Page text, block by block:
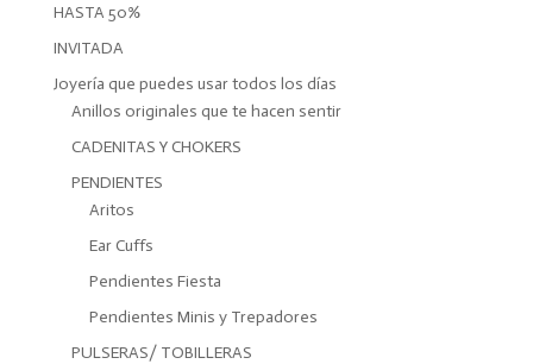
HASTA 50%
INVITADA
Joyería que puedes usar todos los días
Anillos originales que te hacen sentir
CADENITAS Y CHOKERS
PENDIENTES
Aritos
Ear Cuffs
Pendientes Fiesta
Pendientes Minis y Trepadores
PULSERAS/ TOBILLERAS